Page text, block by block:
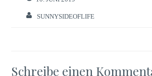
SUNNYSIDEOFLIFE
Schreibe einen